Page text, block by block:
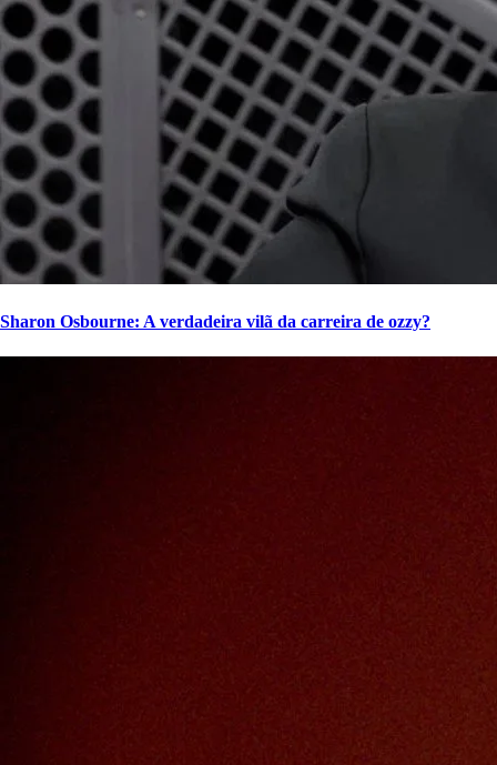
Sharon Osbourne: A verdadeira vilã da carreira de ozzy?